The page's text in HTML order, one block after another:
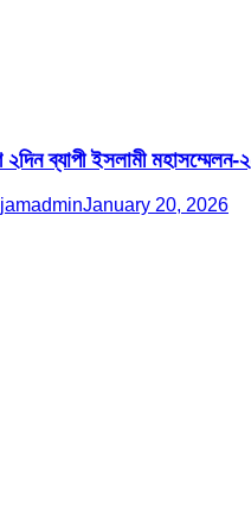
ব্যাপী ইসলামী
jamadminJanuary 20, 2026